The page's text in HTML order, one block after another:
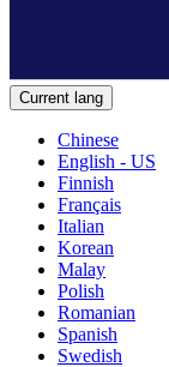
Current lang
Chinese
English - US
Finnish
Français
Italian
Korean
Malay
Polish
Romanian
Spanish
Swedish